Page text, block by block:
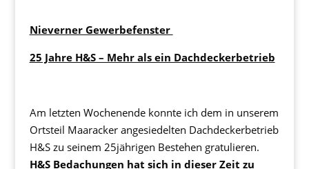
Nieverner Gewerbefenster
25 Jahre H&S – Mehr als ein Dachdeckerbetrieb
Am letzten Wochenende konnte ich dem in unserem
Ortsteil Maaracker angesiedelten Dachdeckerbetrieb
H&S zu seinem 25jährigen Bestehen gratulieren.
H&S Bedachungen hat sich in dieser Zeit zu